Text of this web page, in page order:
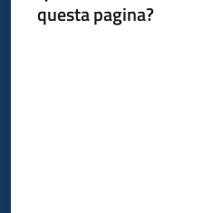
questa pagina?